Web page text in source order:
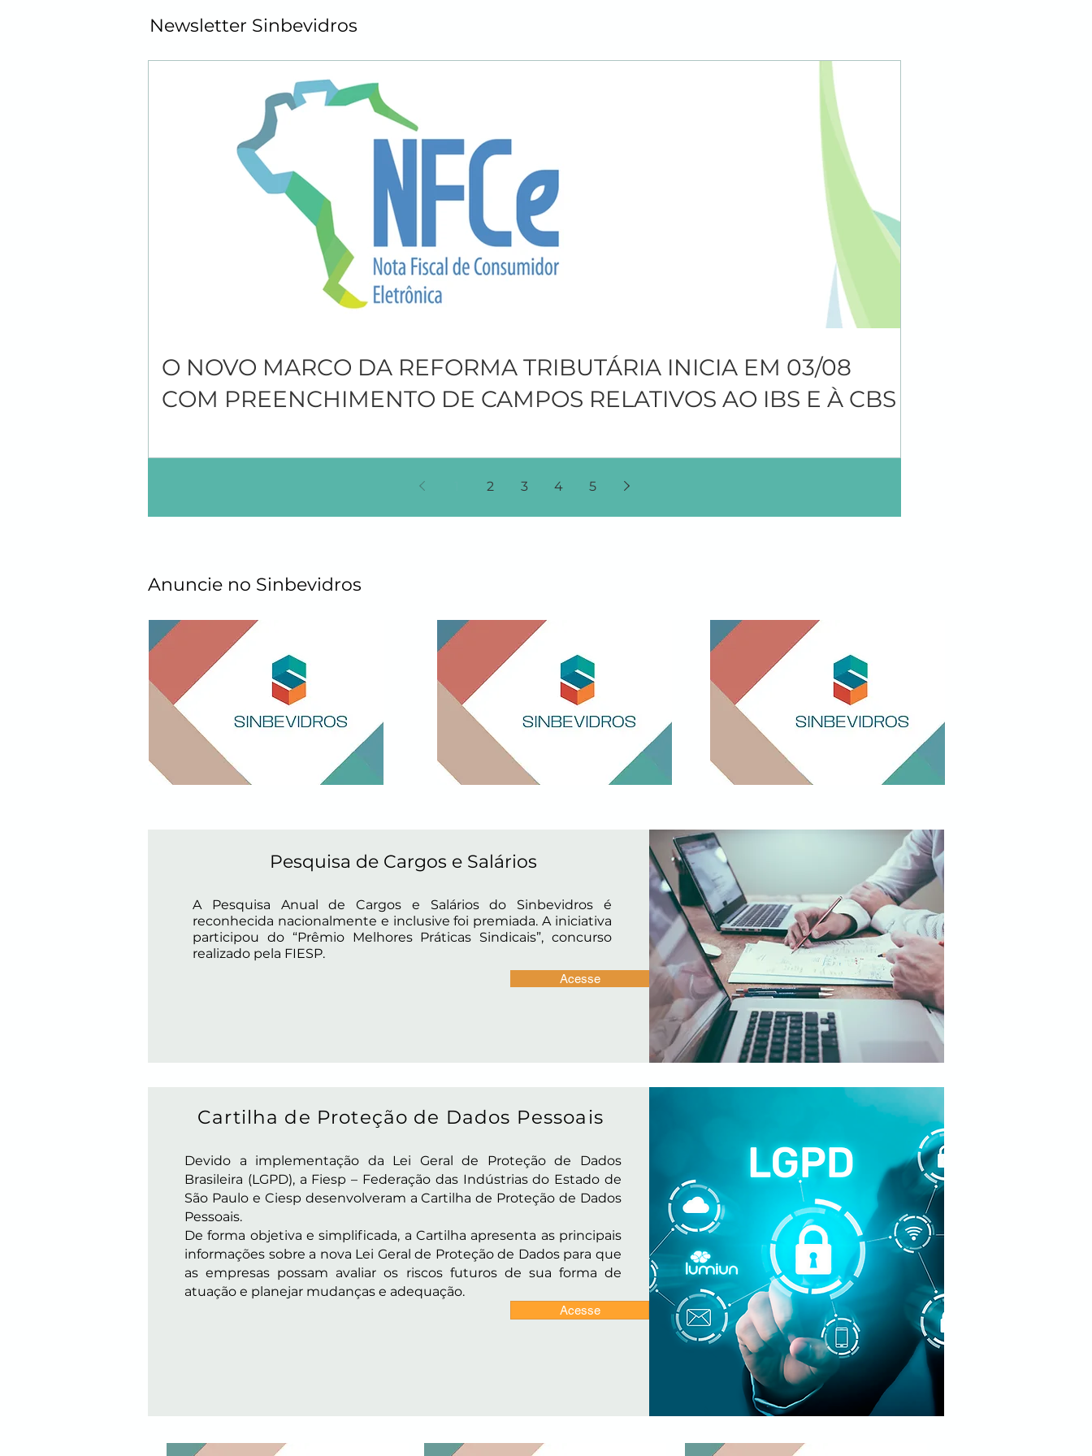
Newsletter Sinbevidros
O NOVO MARCO DA REFORMA TRIBUTÁRIA INICIA EM 03/08
COM PREENCHIMENTO DE CAMPOS RELATIVOS AO IBS E À CBS
2 3 4 5
Anuncie no Sinbevidros
Pesquisa de Cargos e Salários
A Pesquisa Anual de Cargos e Salários do Sinbevidros é
reconhecida nacionalmente e inclusive foi premiada. A iniciativa
participou do “Prêmio Melhores Práticas Sindicais”, concurso
realizado pela FIESP.
Acesse
Cartilha de Proteção de Dados Pessoais
Devido a implementação da Lei Geral de Proteção de Dados
Brasileira (LGPD), a Fiesp – Federação das Indústrias do Estado de
São Paulo e Ciesp desenvolveram a Cartilha de Proteção de Dados
Pessoais.
De forma objetiva e simplificada, a Cartilha apresenta as principais
informações sobre a nova Lei Geral de Proteção de Dados para que
as empresas possam avaliar os riscos futuros de sua forma de
atuação e planejar mudanças e adequação.
Acesse